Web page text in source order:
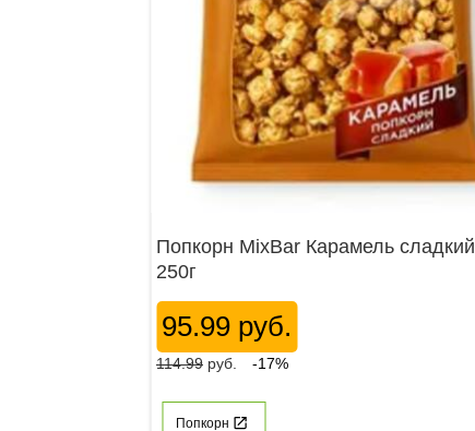
Попкорн MixBar Карамель сладкий
250г
95.99 руб.
114.99 руб. -17%
Попкорн